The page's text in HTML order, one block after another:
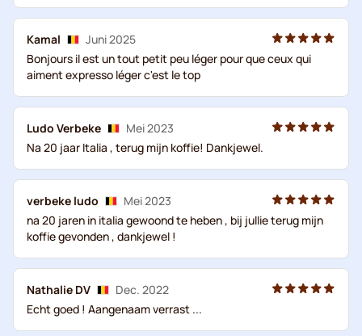
Kamal
Juni 2025
Bonjours il est un tout petit peu léger pour que ceux qui
aiment expresso léger c'est le top
Ludo Verbeke
Mei 2023
Na 20 jaar Italia , terug mijn koffie! Dankjewel.
verbeke ludo
Mei 2023
na 20 jaren in italia gewoond te heben , bij jullie terug mijn
koffie gevonden , dankjewel !
Nathalie DV
Dec. 2022
Echt goed ! Aangenaam verrast ...